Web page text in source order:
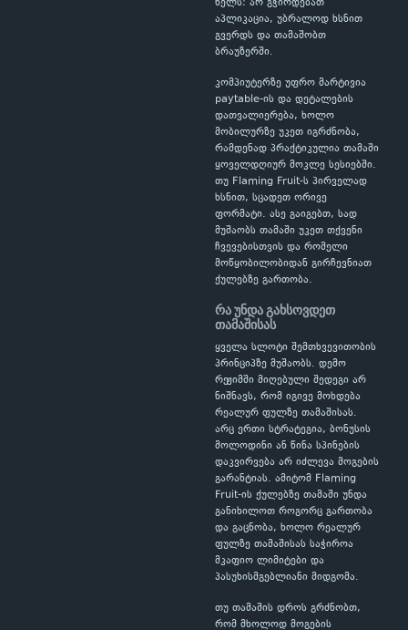
ხელს: არ გჭირდებათ
აპლიკაცია, უბრალოდ ხსნით
გვერდს და თამაშობთ
ბრაუზერში.
კომპიუტერზე უფრო მარტივია
paytable-ის და დეტალების
დათვალიერება, ხოლო
მობილურზე უკეთ იგრძნობა,
რამდენად პრაქტიკულია თამაში
ყოველდღიურ მოკლე სესიებში.
თუ Flaming Fruit-ს პირველად
ხსნით, სცადეთ ორივე
ფორმატი. ასე გაიგებთ, სად
მუშაობს თამაში უკეთ თქვენი
ჩვევებისთვის და რომელი
მოწყობილობიდან გირჩევნიათ
ქულებზე გართობა.
რა უნდა გახსოვდეთ
თამაშისას
ყველა სლოტი შემთხვევითობის
პრინციპზე მუშაობს. დემო
რეჟიმში მიღებული შედეგი არ
ნიშნავს, რომ იგივე მოხდება
რეალურ ფულზე თამაშისას.
არც ერთი სტრატეგია, ბონუსის
მოლოდინი ან წინა სპინების
დაკვირვება არ იძლევა მოგების
გარანტიას. ამიტომ Flaming
Fruit-ის ქულებზე თამაში უნდა
განიხილოთ როგორც გართობა
და გაცნობა, ხოლო რეალურ
ფულზე თამაშისას საჭიროა
მკაფიო ლიმიტები და
პასუხისმგებლიანი მიდგომა.
თუ თამაშის დროს გრძნობთ,
რომ მხოლოდ მოგების